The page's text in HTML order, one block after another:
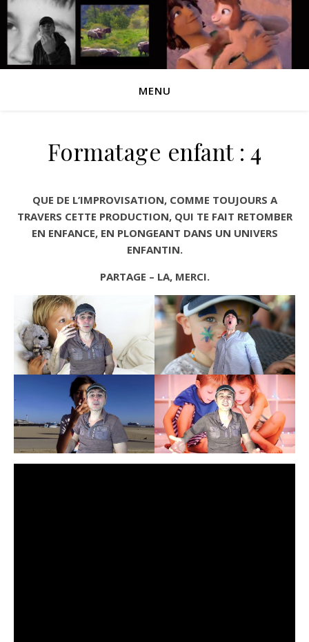
MENU
Formatage enfant : 4
QUE DE L’IMPROVISATION, COMME TOUJOURS A
TRAVERS CETTE PRODUCTION, QUI TE FAIT RETOMBER
EN ENFANCE, EN PLONGEANT DANS UN UNIVERS
ENFANTIN.
PARTAGE – LA, MERCI.